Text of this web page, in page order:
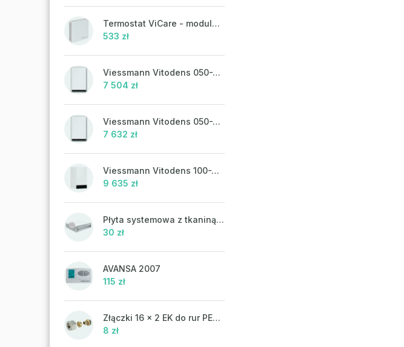
Termostat ViCare - modulacja
533 zł
Viessmann Vitodens 050-W, 19 kW
7 504 zł
Viessmann Vitodens 050-W, 19 kW, ciepła woda użytkowa
7 632 zł
Viessmann Vitodens 100-W, 19 kW
9 635 zł
Płyta systemowa z tkaniną UHP 302FP
30 zł
AVANSA 2007
115 zł
Złączki 16 x 2 EK do rur PEX-AL-PEX
8 zł